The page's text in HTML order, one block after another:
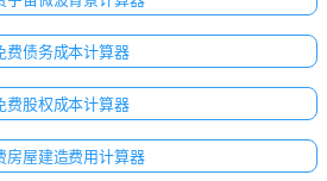
费债务成本计算器
费股权成本计算器
房屋建造费用计算器